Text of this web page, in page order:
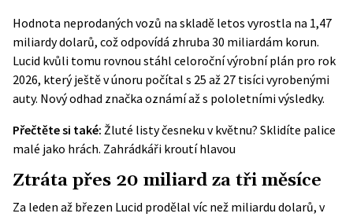
Hodnota neprodaných vozů na skladě letos vyrostla na 1,47
miliardy dolarů, což odpovídá zhruba 30 miliardám korun.
Lucid kvůli tomu rovnou stáhl celoroční výrobní plán pro rok
2026, který ještě v únoru počítal s 25 až 27 tisíci vyrobenými
auty. Nový odhad značka oznámí až s pololetními výsledky.
Přečtěte si také: Žluté listy česneku v květnu? Sklidíte palice
malé jako hrách. Zahrádkáři kroutí hlavou
Ztráta přes 20 miliard za tři měsíce
Za leden až březen Lucid prodělal víc než miliardu dolarů, v